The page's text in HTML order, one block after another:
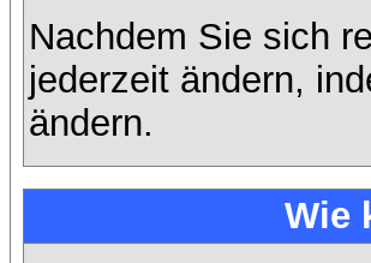
Nachdem Sie sich
jederzeit ändern,
ändern.
Wie